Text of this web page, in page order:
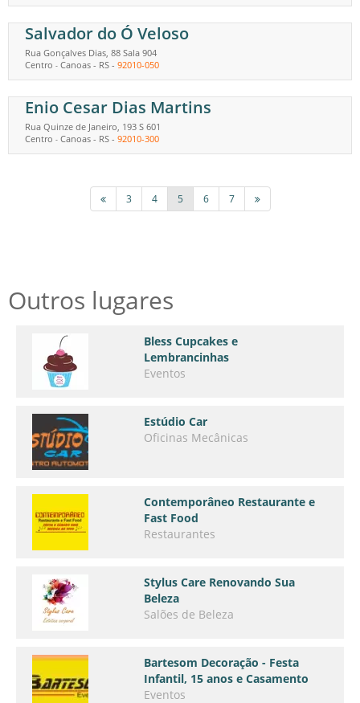
Salvador do Ó Veloso
Rua Gonçalves Dias, 88 Sala 904
Centro - Canoas - RS - 92010-050
Enio Cesar Dias Martins
Rua Quinze de Janeiro, 193 S 601
Centro - Canoas - RS - 92010-300
3 4 5 6 7
Outros lugares
Bless Cupcakes e
Lembrancinhas
Eventos
Estúdio Car
Oficinas Mecânicas
Contemporâneo Restaurante e
Fast Food
Restaurantes
Stylus Care Renovando Sua
Beleza
Salões de Beleza
Bartesom Decoração - Festa
Infantil, 15 anos e Casamento
Eventos